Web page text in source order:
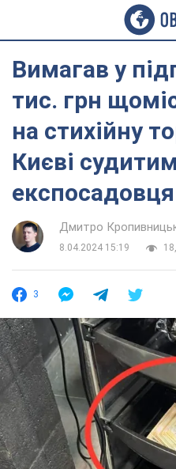
Вимагав у
тис. грн
на стихійну
Києві
Дмитро
8.04.2024 15:19
3